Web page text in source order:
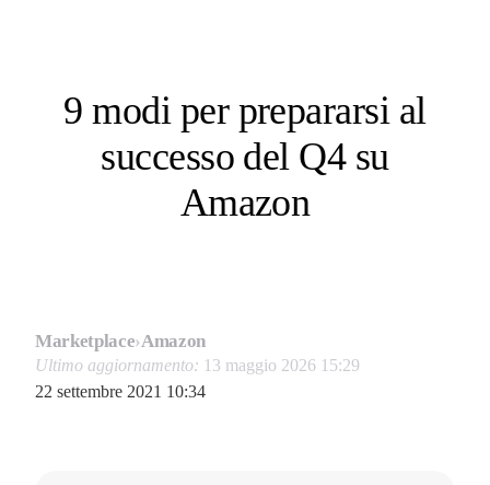
9 modi per prepararsi al
successo del Q4 su
Amazon
Marketplace›Amazon
Ultimo aggiornamento: 13 maggio 2026 15:29
22 settembre 2021 10:34